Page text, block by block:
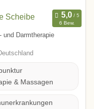
Scheibe
6 Bew.
und Darmtherapie
& Massagen